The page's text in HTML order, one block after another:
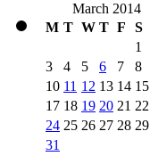
March 2014
M T W T F S
1
3
4 5 6 7 8
10 11 12 13 14 15
17 18 19 20 21 22
24 25 26 27 28 29
31